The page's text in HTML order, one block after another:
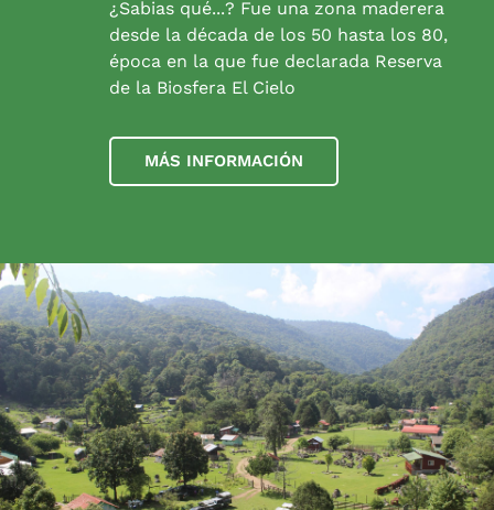
¿Sabias qué...? Fue una zona maderera
desde la década de los 50 hasta los 80,
época en la que fue declarada Reserva
de la Biosfera El Cielo
MÁS INFORMACIÓN